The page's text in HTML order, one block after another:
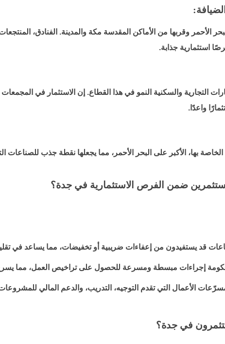
الأحمر وقربها من الأماكن المقدسة مكة والمدينة. الفنادق،
استثمارية جذابة.
التجارية والسكنية النمو في هذا القطاع. إن الاستثمار في المجمعات
واعدًا.
بها، الأكبر على البحر الأحمر، مما يجعلها نقطة جذب للصناعات
ضمن الفرص الاستثمارية في جدة؟
قد يستفيدون من إعفاءات ضريبية أو تخفيضات، مما يساعد في
إجراءات مبسطة ومسرعة للحصول على تراخيص العمل، مما
الأعمال التي تقدم التوجيه، التدريب، والدعم المالي
في جدة؟